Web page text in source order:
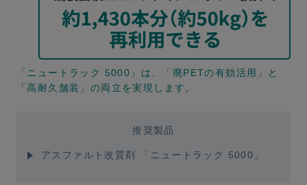
「ニュートラック 5000」は、「廃PETの有効活用」と
「高耐久舗装」の両立を実現します。
推奨製品
アスファルト改質剤 「ニュートラック 5000」